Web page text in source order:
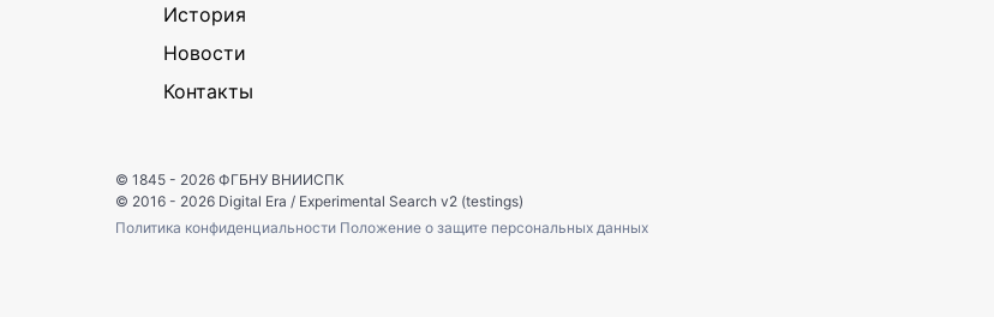
История
Новости
Контакты
© 1845 - 2026 ФГБНУ ВНИИСПК
© 2016 - 2026 Digital Era / Experimental Search v2 (testings)
Политика конфиденциальности Положение о защите персональных данных